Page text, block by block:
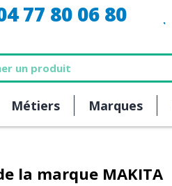
77 80 06 80
Métiers Marques
la marque MAKITA